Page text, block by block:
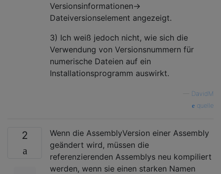
Versionsinformationen->
Dateiversionselement angezeigt.
3) Ich weiß jedoch nicht, wie sich die
Verwendung von Versionsnummern für
numerische Dateien auf ein
Installationsprogramm auswirkt.
DavidM
quelle
2
Wenn die AssemblyVersion einer Assembly
geändert wird, müssen die
referenzierenden Assemblys neu kompiliert
werden, wenn sie einen starken Namen